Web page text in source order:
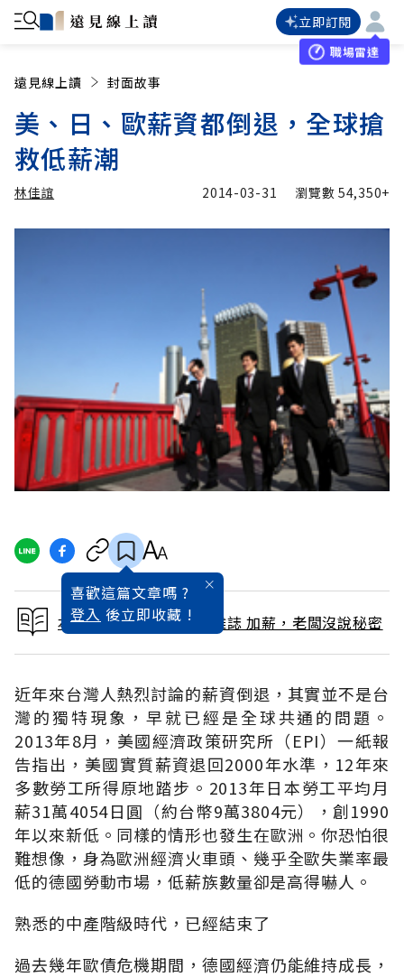
立即訂閱
職場雷達
遠見線上讀 封面故事
美、日、歐薪資都倒退，全球搶
救低薪潮
林佳誼 2014-03-31 瀏覽數54,350+
喜歡這篇文章嗎 ?
登入 後立即收藏 !
本文出自 2014 / 4月號雜誌 加薪，老闆沒說秘密
近年來台灣人熱烈討論的薪資倒退，其實並不是台
灣的獨特現象，早就已經是全球共通的問題。
2013年8月，美國經濟政策研究所（EPI）一紙報
告指出，美國實質薪資退回2000年水準，12年來
多數勞工所得原地踏步。2013年日本勞工平均月
薪31萬4054日圓（約台幣9萬3804元），創1990
年以來新低。同樣的情形也發生在歐洲。你恐怕很
難想像，身為歐洲經濟火車頭、幾乎全歐失業率最
低的德國勞動市場，低薪族數量卻是高得嚇人。
熟悉的中產階級時代，已經結束了
過去幾年歐債危機期間，德國經濟仍能維持成長，